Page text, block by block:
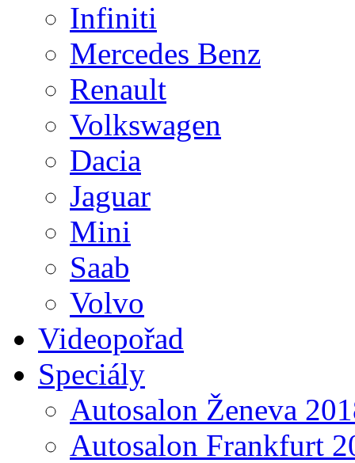
Infiniti
Mercedes Benz
Renault
Volkswagen
Dacia
Jaguar
Mini
Saab
Volvo
Videopořad
Speciály
Autosalon Ženeva
Autosalon Frankfurt